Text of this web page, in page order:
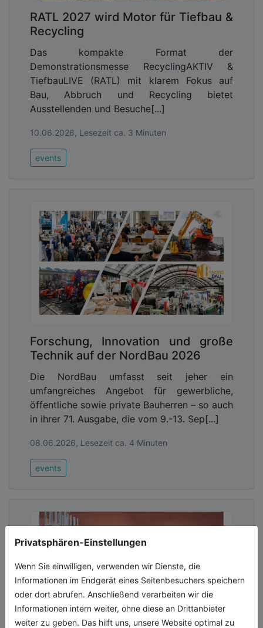
Privatsphären-Einstellungen
Wenn Sie einwilligen, verwenden wir Dienste, die
Informationen im Endgerät eines Seitenbesuchers speichern
oder dort abrufen. Anschließend verarbeiten wir die
Informationen intern weiter, ohne diese an Drittanbieter
weiter zu geben. Das hilft uns, unsere Website optimal zu
RATL 2027 wird Motor für Tiefbau &
Recycling
Das kompakte Format der
Demonstrationsmesse RecyclingAKTIV &
TiefbauLIVE (RATL) mit klarem Fokus auf
Bau, Abbruch und Recycling bietet
Ausstellenden und Besuche[...]
10.06.2026, Lesezeit ca. 3 Minuten
events
Forschung, Innovation und große
Technik auf der NordBau 2026
Die NordBau umfasst seit jeher ein
umfangreiches Angebot für gewerbliche,
öffentliche sowie private Bauherren – so auch
in ihrer 71. Ausgabe, die vom 9.-13. Sep[...]
08.06.2026, Lesezeit ca. 4 Minuten
events